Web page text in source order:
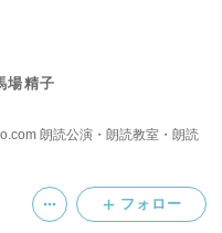
場精子
朗読公演・朗読教室・朗読
フォロー